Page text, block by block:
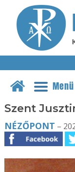
Menü
Szent
NÉZŐPONT –